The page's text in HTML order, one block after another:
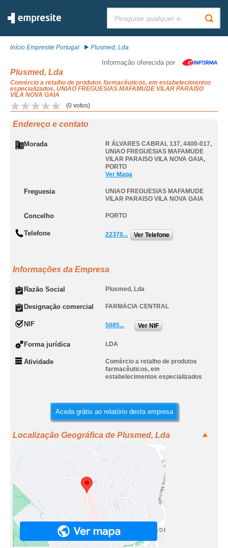
Início Empresite Portugal Plusmed, Lda
Informação oferecida por
Plusmed, Lda
Comércio a retalho de produtos farmacêuticos, em estabelecimentos
especializados, UNIAO FREGUESIAS MAFAMUDE VILAR PARAISO
VILA NOVA GAIA
(0 votos)
Endereço e contato
Morada R ÁLVARES CABRAL 137, 4400-017,
UNIAO FREGUESIAS MAFAMUDE
VILAR PARAISO VILA NOVA GAIA,
PORTO
Ver Mapa
Freguesia
UNIAO FREGUESIAS MAFAMUDE
VILAR PARAISO VILA NOVA GAIA
Concelho PORTO
Telefone 22370... Ver Telefone
Informações da Empresa
Razão Social Plusmed, Lda
Designação comercial FARMÁCIA CENTRAL
NIF 5085... Ver NIF
Forma jurídica LDA
Atividade
Comércio a retalho de produtos
farmacêuticos, em
estabelecimentos especializados
Aceda grátis ao relatório desta empresa
Localização Geográfica de Plusmed, Lda